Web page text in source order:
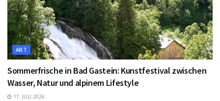
ART
Sommerfrische in Bad Gastein: Kunstfestival zwischen
Wasser, Natur und alpinem Lifestyle
17. JULI 2026